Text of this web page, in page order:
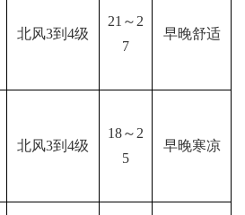
北风3到4级
21～2
7
早晚舒适
北风3到4级
18～2
5
早晚寒凉